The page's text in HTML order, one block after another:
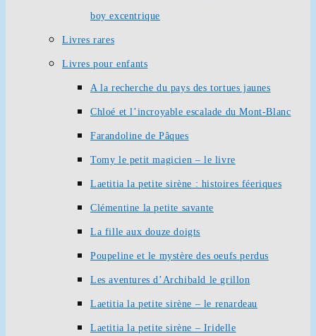
boy excentrique
Livres rares
Livres pour enfants
A la recherche du pays des tortues jaunes
Chloé et l’incroyable escalade du Mont-Blanc
Farandoline de Pâques
Tomy le petit magicien – le livre
Laetitia la petite sirène : histoires féeriques
Clémentine la petite savante
La fille aux douze doigts
Poupeline et le mystère des oeufs perdus
Les aventures d’Archibald le grillon
Laetitia la petite sirène – le renardeau
Laetitia la petite sirène – Iridelle